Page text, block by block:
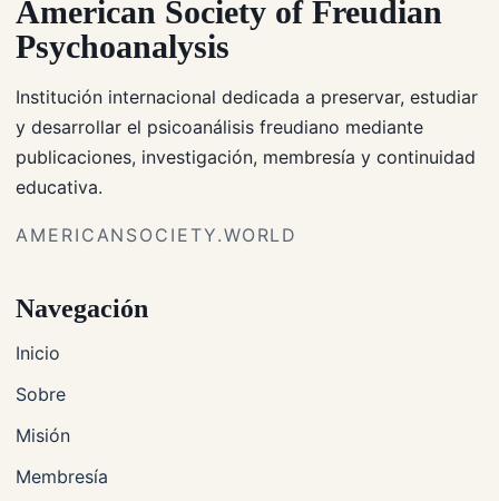
American Society of Freudian
Psychoanalysis
Institución internacional dedicada a preservar, estudiar
y desarrollar el psicoanálisis freudiano mediante
publicaciones, investigación, membresía y continuidad
educativa.
AMERICANSOCIETY.WORLD
Navegación
Inicio
Sobre
Misión
Membresía